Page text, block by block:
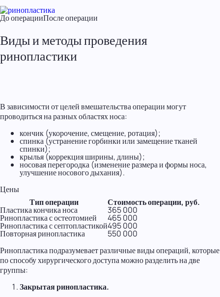
До операцииПосле операции
Виды и методы проведения
ринопластики
В зависимости от целей вмешательства операции могут
проводиться на разных областях носа:
кончик (укорочение, смещение, ротация);
спинка (устранение горбинки или замещение тканей
спинки);
крылья (коррекция ширины, длины);
носовая перегородка (изменение размера и формы носа,
улучшение носового дыхания).
Цены
Тип операции
Стоимость операции, руб.
Пластика кончика носа 365 000
Ринопластика с остеотомией 465 000
Ринопластика с септопластикой495 000
Повторная ринопластика
550 000
Ринопластика подразумевает различные виды операций, которые
по способу хирургического доступа можно разделить на две
группы:
Закрытая ринопластика.